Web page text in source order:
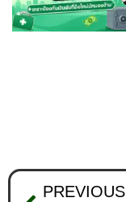
PREVIOUS